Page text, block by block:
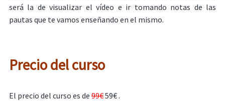
será la de visualizar el vídeo e ir tomando notas de las
pautas que te vamos enseñando en el mismo.
Precio del curso
El precio del curso es de 99€59€ .